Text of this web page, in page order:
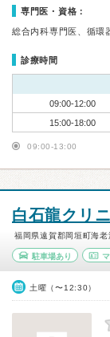
専門医・資格：
総合内科専門医、循環
診療時間
09:00-12:00
15:00-18:00
09:00-13:00
白石龍クリ
福岡県遠賀郡岡垣町海老
駐車場あり
土曜（〜12:30）